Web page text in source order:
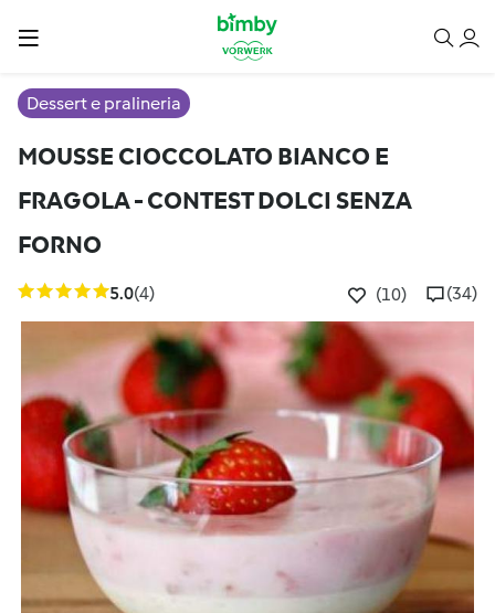
Dessert e pralineria
MOUSSE CIOCCOLATO BIANCO E
FRAGOLA - CONTEST DOLCI SENZA
FORNO
5.0(4) (10) (34)